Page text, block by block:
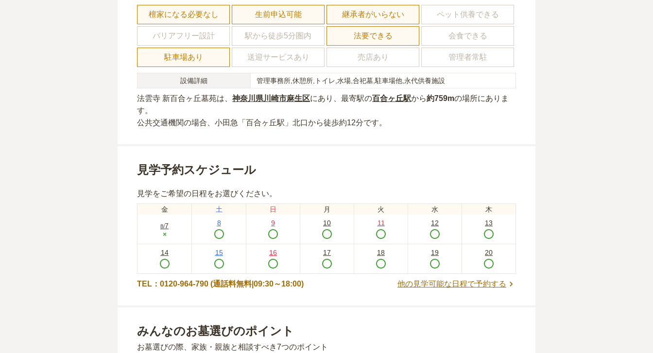
檀家になる必要なし 生前申込可能 継承者がいらない ペット供養できる
バリアフリー設計 駅から徒歩5分圏内 法要できる 会食できる
駐車場あり 送迎サービスあり 売店あり 管理者常駐
設備詳細 管理事務所,休憩所,トイレ,水場,合祀墓,駐車場他,永代供養施設
法雲寺 新百合ヶ丘墓苑は、 神奈川県川崎市麻生区にあり 、最寄駅の百合ヶ丘駅から約759mの場所にあり ま
す。
公共交通機関の場合 、小田急「百合ヶ丘駅」北口から徒歩約12分です。
見学予約スケジュール
見学をご希望の日程をお選びください。
金 土 日 月 火 水 木
8/7
×
8 9 10 11 12 13
14 15 16 17 18 19 20
TEL：0120-964-790 (通話料無料|09:30～18:00) 他の見学可能な日程で予約する
みんなのお墓選びのポイント
お墓選びの際、家族・親族と相談すべき7つのポイント